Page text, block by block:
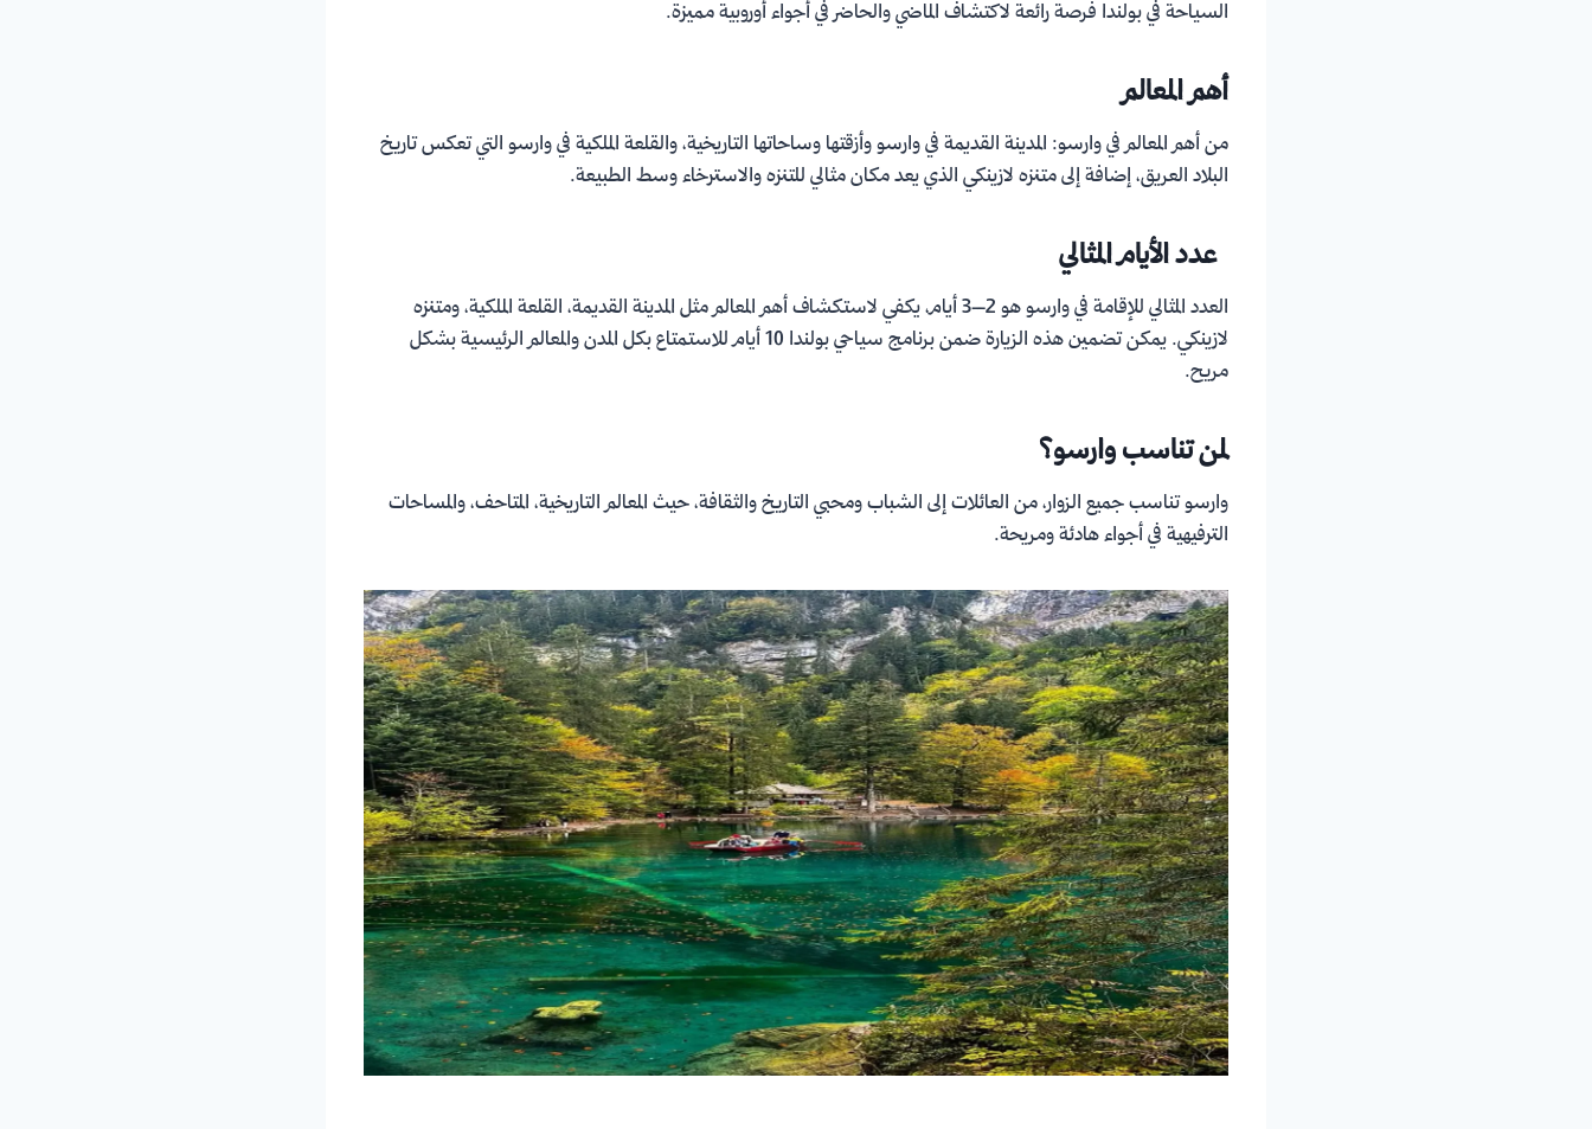
السياحة في بولندا فرصة رائعة لاكتشاف الماضي والحاضر في أجواء أوروبية مميزة.
أهم المعالم
من أهم المعالم في وارسو: المدينة القديمة في وارسو وأزقتها وساحاتها التاريخية، والقلعة الملكية في وارسو التي تعكس تاريخ
البلاد العريق، إضافة إلى متنزه لازينكي الذي يعد مكان مثالي للتنزه والاسترخاء وسط الطبيعة.
عدد الأيام المثالي
العدد المثالي للإقامة في وارسو هو 2–3 أيام، يكفي لاستكشاف أهم المعالم مثل المدينة القديمة، القلعة الملكية، ومتنزه
لازينكي. يمكن تضمين هذه الزيارة ضمن برنامج سياحي بولندا 10 أيام للاستمتاع بكل المدن والمعالم الرئيسية بشكل
مريح.
لمن تناسب وارسو؟
وارسو تناسب جميع الزوار، من العائلات إلى الشباب ومحبي التاريخ والثقافة، حيث المعالم التاريخية، المتاحف، والمساحات
الترفيهية في أجواء هادئة ومريحة.